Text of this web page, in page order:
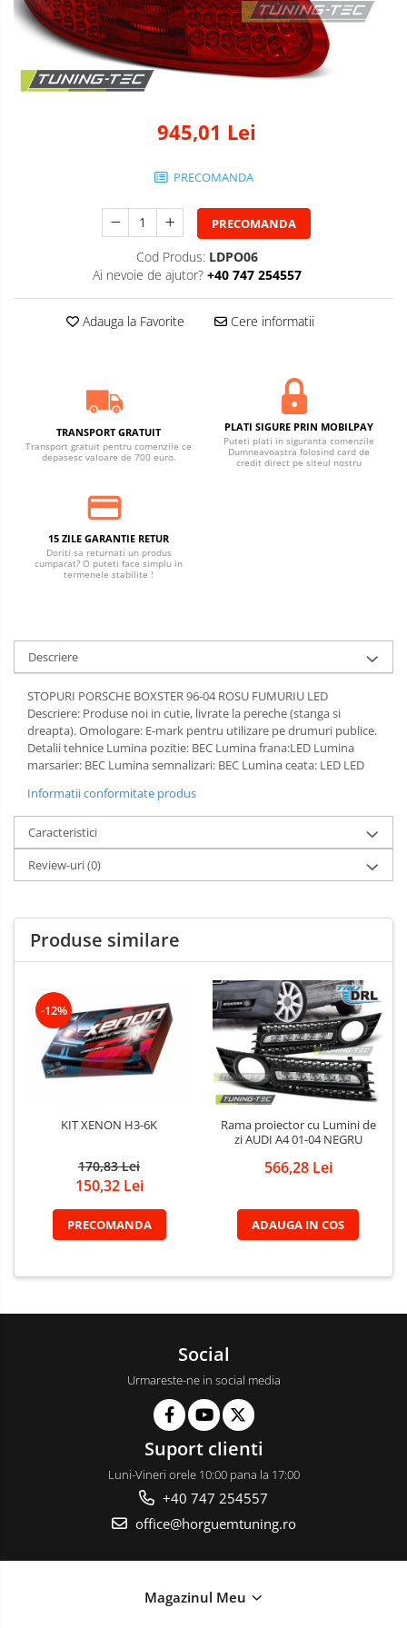
945,01 Lei
PRECOMANDA
PRECOMANDA
Cod Produs: LDPO06
Ai nevoie de ajutor? +40 747 254557
Adauga la Favorite Cere informatii
TRANSPORT GRATUIT
Transport gratuit pentru comenzile ce
depasesc valoare de 700 euro.
PLATI SIGURE PRIN MOBILPAY
Puteti plati in siguranta comenzile
Dumneavoastra folosind card de
credit direct pe siteul nostru
15 ZILE GARANTIE RETUR
Doriti sa returnati un produs
cumparat? O puteti face simplu in
termenele stabilite !
Descriere
STOPURI PORSCHE BOXSTER 96-04 ROSU FUMURIU LED
Descriere: Produse noi in cutie, livrate la pereche (stanga si
dreapta). Omologare: E-mark pentru utilizare pe drumuri publice.
Detalii tehnice Lumina pozitie: BEC Lumina frana:LED Lumina
marsarier: BEC Lumina semnalizari: BEC Lumina ceata: LED LED
Informatii conformitate produs
Caracteristici
Review-uri(0)
Produse similare
-12%
KIT XENON H3-6K
170,83 Lei
150,32 Lei
PRECOMANDA
Rama proiector cu Lumini de
zi AUDI A4 01-04 NEGRU
566,28 Lei
ADAUGA IN COS
Social
Urmareste-ne in social media
Suport clienti
Luni-Vineri orele 10:00 pana la 17:00
+40 747 254557
office@horguemtuning.ro
Magazinul Meu